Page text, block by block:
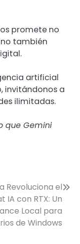
promete no
también
artificial
invitándonos a
ilimitadas.
que Gemini
Revoluciona el
IA con RTX: Un
Local para
de Windows